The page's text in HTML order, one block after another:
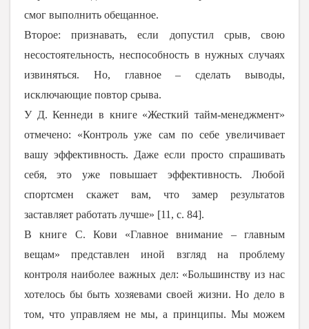
смог выполнить обещанное.
Второе: признавать, если допустил срыв, свою
несостоятельность, неспособность в нужных случаях
извиняться. Но, главное – сделать выводы,
исключающие повтор срыва.
У Д. Кеннеди в книге «Жесткий тайм-менеджмент»
отмечено: «Контроль уже сам по себе увеличивает
вашу эффективность. Даже если просто спрашивать
себя, это уже повышает эффективность. Любой
спортсмен скажет вам, что замер результатов
заставляет работать лучше» [11, с. 84].
В книге С. Кови «Главное внимание – главным
вещам» представлен иной взгляд на проблему
контроля наиболее важных дел: «Большинству из нас
хотелось бы быть хозяевами своей жизни. Но дело в
том, что управляем не мы, а принципы. Мы можем